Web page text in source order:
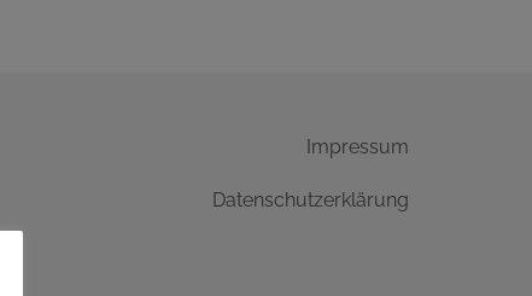
Impressum
Datenschutzerklärung